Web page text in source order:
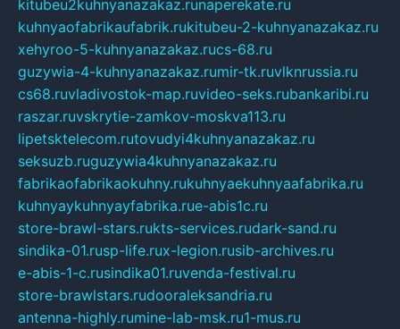
kitubeu2kuhnyanazakaz.runaperekate.ru
kuhnyaofabrikaufabrik.rukitubeu-2-kuhnyanazakaz.ru
xehyroo-5-kuhnyanazakaz.rucs-68.ru
guzywia-4-kuhnyanazakaz.rumir-tk.ruvlknrussia.ru
cs68.ruvladivostok-map.ruvideo-seks.rubankaribi.ru
raszar.ruvskrytie-zamkov-moskva113.ru
lipetsktelecom.rutovudyi4kuhnyanazakaz.ru
seksuzb.ruguzywia4kuhnyanazakaz.ru
fabrikaofabrikaokuhny.rukuhnyaekuhnyaafabrika.ru
kuhnyaykuhnyayfabrika.rue-abis1c.ru
store-brawl-stars.rukts-services.rudark-sand.ru
sindika-01.rusp-life.rux-legion.rusib-archives.ru
e-abis-1-c.rusindika01.ruvenda-festival.ru
store-brawlstars.rudooraleksandria.ru
antenna-highly.rumine-lab-msk.ru1-mus.ru